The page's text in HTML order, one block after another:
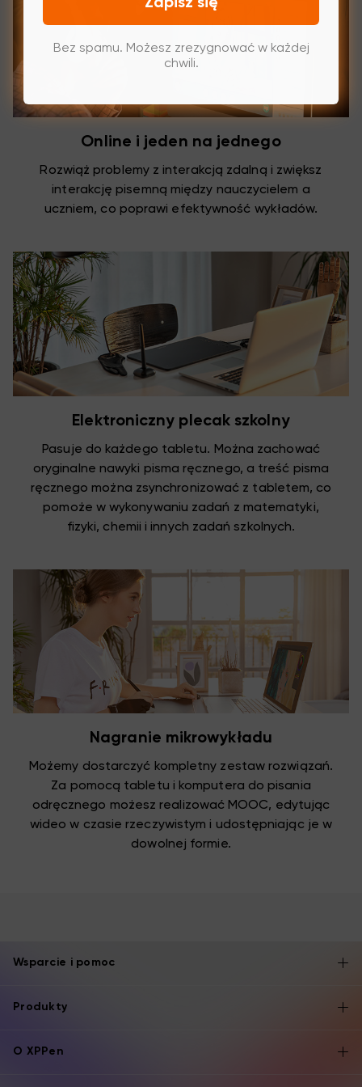
Online i jeden na jednego
Rozwiąż problemy z interakcją zdalną i zwiększ
interakcję pisemną między nauczycielem a
uczniem, co poprawi efektywność wykładów.
Elektroniczny plecak szkolny
Pasuje do każdego tabletu. Można zachować
oryginalne nawyki pisma ręcznego, a treść pisma
ręcznego można zsynchronizować z tabletem, co
pomoże w wykonywaniu zadań z matematyki,
fizyki, chemii i innych zadań szkolnych.
Nagranie mikrowykładu
Możemy dostarczyć kompletny zestaw rozwiązań.
Za pomocą tabletu i komputera do pisania
odręcznego możesz realizować MOOC, edytując
wideo w czasie rzeczywistym i udostępniając je w
dowolnej formie.
Wsparcie i pomoc
Produkty
O XPPen
Bez spamu. Możesz zrezygnować w każdej
chwili.